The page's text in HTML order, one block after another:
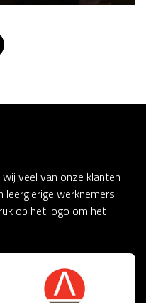
veel van onze klanten
werknemers!
op het logo om het